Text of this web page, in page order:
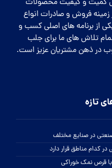
کمیت و کیفیت محصولات
فروش و صادرات انواع
از برنامه های اصلی کسب و
تلاش های ما برای جلب
در ذهن مشتریان عزیز است.
تازه
در صنایع مختلف
کدام مناطق قرار دارد
با قرص نمک خوراکی